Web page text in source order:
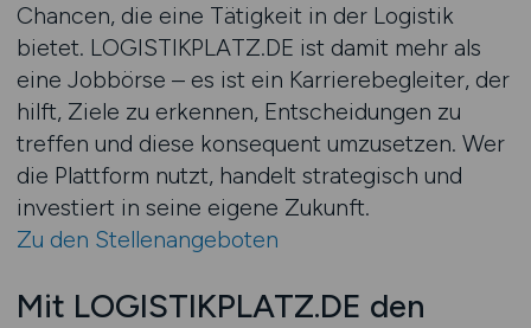
Chancen, die eine Tätigkeit in der Logistik
bietet. LOGISTIKPLATZ.DE ist damit mehr als
eine Jobbörse – es ist ein Karrierebegleiter, der
hilft, Ziele zu erkennen, Entscheidungen zu
treffen und diese konsequent umzusetzen. Wer
die Plattform nutzt, handelt strategisch und
investiert in seine eigene Zukunft.
Zu den Stellenangeboten
Mit LOGISTIKPLATZ.DE den